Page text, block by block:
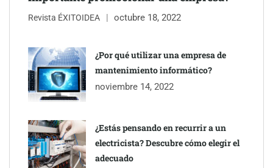
Martín Mingorance Abogados consolida su posición como
particulares
Brisas del Estrecho abastece a la hostelería de Sevilla
conectando lonjas con establecimientos
Revista ÉXITOIDEA octubre 18, 2022
¿Por qué utilizar una empresa de
mantenimiento informático?
noviembre 14, 2022
¿Estás pensando en recurrir a un
electricista? Descubre cómo elegir el
adecuado